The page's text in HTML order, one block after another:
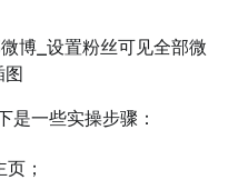
是一些实操步骤：
；